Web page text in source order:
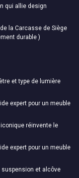
qui allie design
la Carcasse de Siège
durable )
et type de lumière
expert pour un meuble
réinvente le
expert pour un meuble
et alcôve